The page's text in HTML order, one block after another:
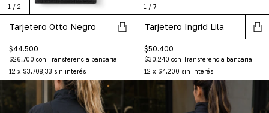
1 / 2
Tarjetero Otto Negro
$44.500
$26.700 con Transferencia bancaria
12 x $3.708,33 sin interés
1 / 7
Tarjetero Ingrid Lila
$50.400
$30.240 con Transferencia bancaria
12 x $4.200 sin interés